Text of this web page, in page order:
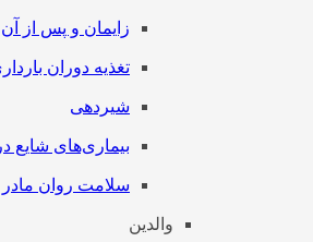
زایمان و پس از آن
تغذیه دوران
شیردهی
بیماری‌های شایع
سلامت روان مادر
والدین